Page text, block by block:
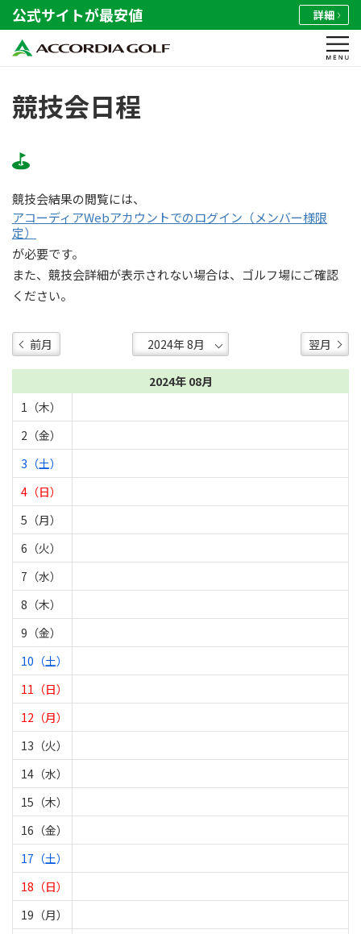
公式サイトが最安値 詳細
競技会日程
競技会結果の閲覧には、
アコーディアWebアカウントでのログイン（メンバー様限
定）
が必要です。
また、競技会詳細が表示されない場合は、ゴルフ場にご確認
ください。
前月 翌月
2024年 08月
1（木）
2（金）
3（土）
4（日）
5（月）
6（火）
7（水）
8（木）
9（金）
10（土）
11（日）
12（月）
13（火）
14（水）
15（木）
16（金）
17（土）
18（日）
19（月）